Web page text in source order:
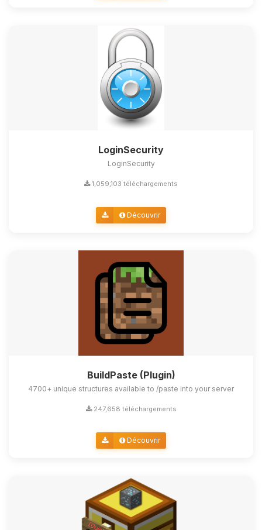
LoginSecurity
LoginSecurity
1,059,103 téléchargements
Découvrir
BuildPaste (Plugin)
4700+ unique structures available to /paste into your server
247,658 téléchargements
Découvrir